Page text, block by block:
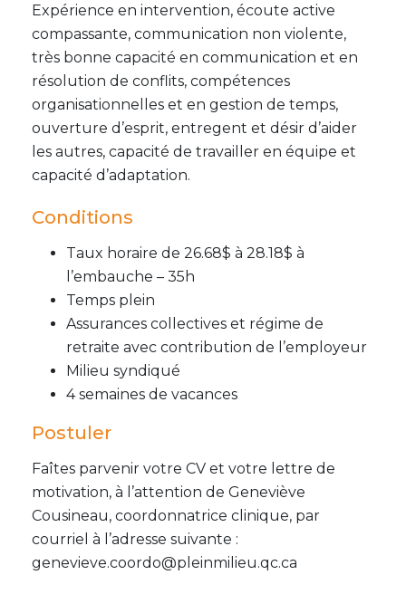
Expérience en intervention, écoute active
compassante, communication non violente,
très bonne capacité en communication et en
résolution de conflits, compétences
organisationnelles et en gestion de temps,
ouverture d’esprit, entregent et désir d’aider
les autres, capacité de travailler en équipe et
capacité d’adaptation.
Conditions
Taux horaire de 26.68$ à 28.18$ à
l’embauche – 35h
Temps plein
Assurances collectives et régime de
retraite avec contribution de l’employeur
Milieu syndiqué
4 semaines de vacances
Postuler
Faîtes parvenir votre CV et votre lettre de
motivation, à l’attention de Geneviève
Cousineau, coordonnatrice clinique, par
courriel à l’adresse suivante :
genevieve.coordo@pleinmilieu.qc.ca